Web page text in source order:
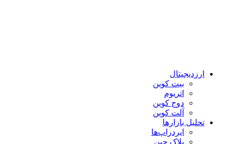
ارزدیجیتال
بیت کوین
اتریوم
دوج کوین
آلت کوین
تحلیل بازارها
ایردراپ‌ها
بلاک چین